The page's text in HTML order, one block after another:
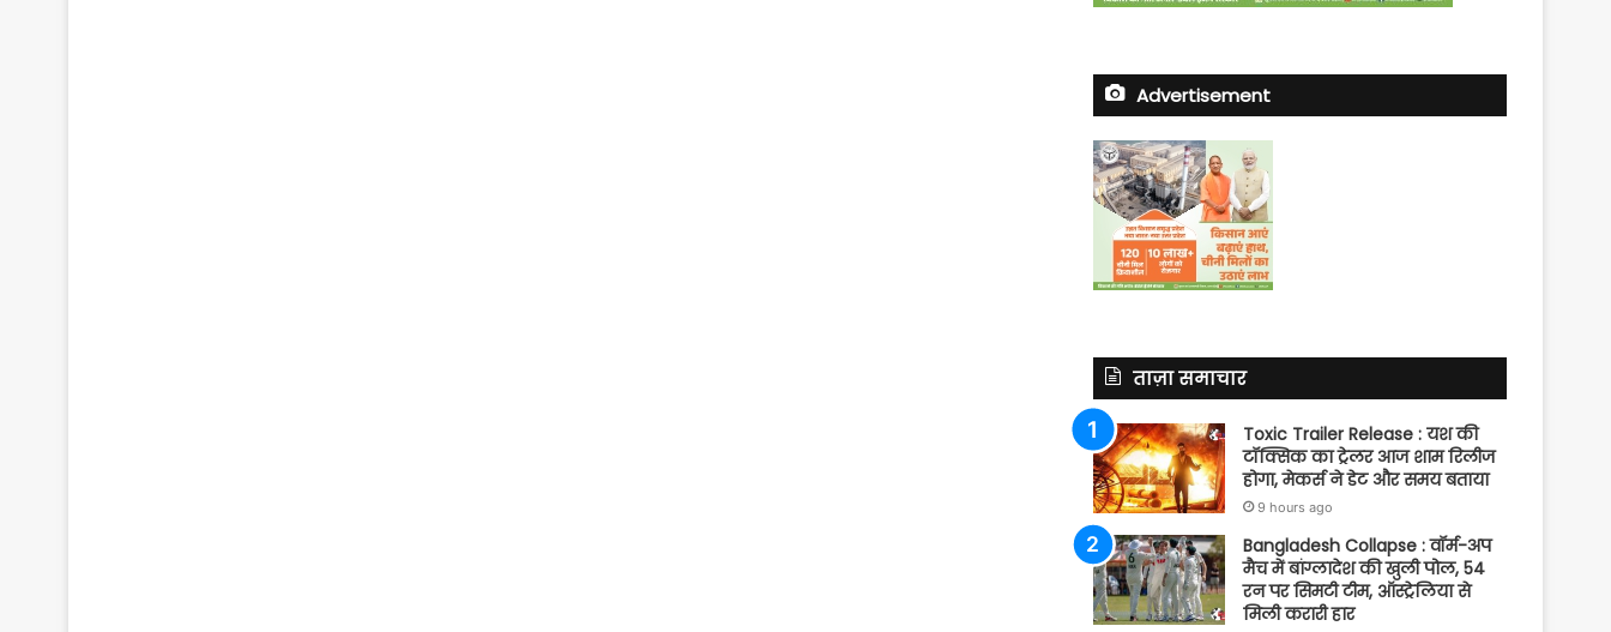
Advertisement
ताज़ा समाचार
Toxic Trailer Release : यश की
टॉक्सिक का ट्रेलर आज शाम रिलीज
होगा, मेकर्स ने डेट और समय बताया
9 hours ago
Bangladesh Collapse : वॉर्म-अप
मैच में बांग्लादेश की खुली पोल, 54
रन पर सिमटी टीम, ऑस्ट्रेलिया से
मिली करारी हार